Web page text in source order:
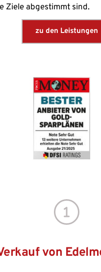
Ziele abgestimmt sind.
zu den Leistungen
von